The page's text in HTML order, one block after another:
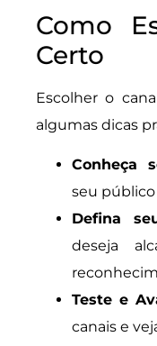
Como
Certo
Escolher o
algumas dicas
Conheça
seu
Defina
deseja
Teste e
canais e